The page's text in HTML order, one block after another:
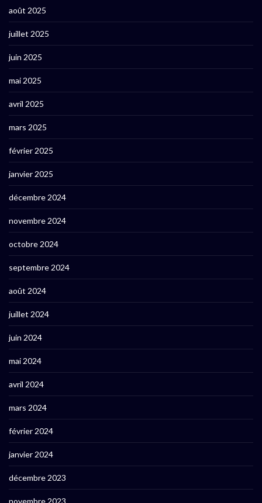
août 2025
juillet 2025
juin 2025
mai 2025
avril 2025
mars 2025
février 2025
janvier 2025
décembre 2024
novembre 2024
octobre 2024
septembre 2024
août 2024
juillet 2024
juin 2024
mai 2024
avril 2024
mars 2024
février 2024
janvier 2024
décembre 2023